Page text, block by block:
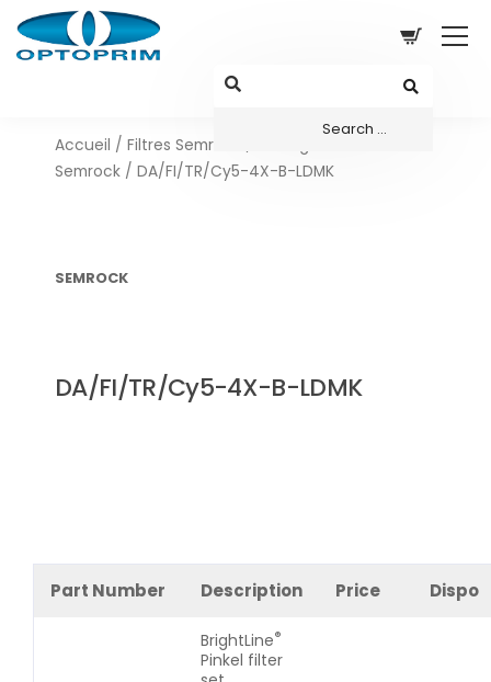
Accueil / Filtres Semrock
Semrock / DA/FI/TR/Cy5-4X-B-LDMK
SEMROCK
DA/FI/TR/Cy5-4X-B-LDMK
Part Number Description Price Dispo
BrightLine®
Pinkel filter